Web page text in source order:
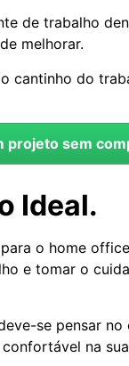
de trabalho
melhorar.
cantinho do
projeto sem
Ideal.
o home
e tomar o
se pensar
na